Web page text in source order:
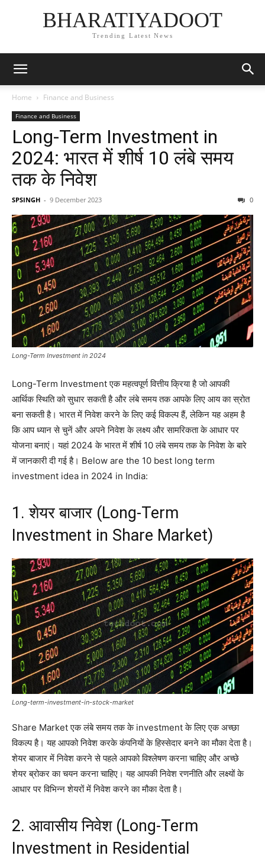
BHARATIYADOOT
Trending Latest News
Home Finance and Business
Finance and Business
Long-Term Investment in
2024: भारत में शीर्ष 10 लंबे समय
तक के निवेश
SPSINGH - 9 December 2023 0
Long-Term Investment in 2024
Long-Term Investment एक महत्वपूर्ण वित्तीय क्रिया है जो आपकी
आर्थिक स्थिति को सुधार सकती है और लंबे समय तक आपके लिए आय का स्रोत
बना सकती है। भारत में निवेश करने के लिए कई विकल्प हैं, लेकिन यह अहम है
कि आप ध्यान से चुनें और अपने निवेश के लक्ष्य और सामरिकता के आधार पर
योजना बनाएं। यहां 2024 के भारत में शीर्ष 10 लंबे समय तक के निवेश के बारे
में जानकारी दी गई है। Below are the 10 best long term
investment idea in 2024 in India:
1. शेयर बाजार (Long-Term
Investment in Share Market)
Long-term-investment-in-stock-market
Share Market एक लंबे समय तक के investment के लिए एक अच्छा
विकल्प है। यह आपको निवेश करके कंपनियों के हिस्सेदार बनने का मौका देता है।
शेयर बाजार में निवेश करने से पहले आपको विश्लेषण करना चाहिए और अच्छे
शेयर ब्रोकर का चयन करना चाहिए। यह आपकी निवेश रणनीति और लक्ष्यों के
आधार पर विभिन्न शेयरों में निवेश करने का मौका देता है।
2. आवासीय निवेश (Long-Term
Investment in Residential